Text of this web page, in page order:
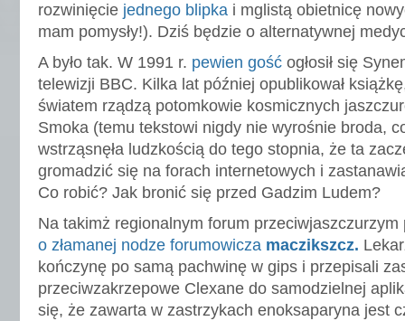
rozwinięcie jednego blipka i mglistą obietnicę
mam pomysły!). Dziś będzie o alternatywnej
A było tak. W 1991 r. pewien gość ogłosił się
telewizji BBC. Kilka lat później opublikował
światem rządzą potomkowie kosmicznych
Smoka (temu tekstowi nigdy nie wyrośnie broda,
wstrząsnęła ludzkością do tego stopnia, że ta
gromadzić się na forach internetowych i
Co robić? Jak bronić się przed Gadzim Ludem?
Na takimż regionalnym forum przeciwjaszczurzym
o złamanej nodze forumowicza maczikszcz.
kończynę po samą pachwinę w gips i przepisali
przeciwzakrzepowe Clexane do samodzielnej
się, że zawarta w zastrzykach enoksaparyna jest